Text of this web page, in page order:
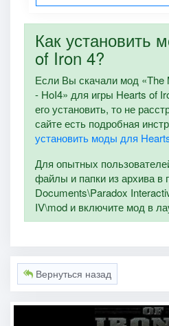
Как установить
of Iron 4?
Если Вы скачали мод «The
- HoI4» для игры Hearts of
его установить, то не
сайте есть подробная
установить моды для
Для опытных
файлы и папки из архива в
Documents\Paradox
IV\mod и включите мод в
Вернуться назад